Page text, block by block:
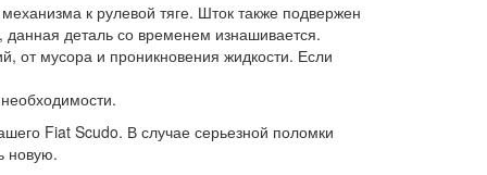
к рулевой тяге. Шток также подвержен
деталь со временем изнашивается.
от мусора и проникновения жидкости. Если
Fiat Scudo. В случае серьезной поломки
новую.